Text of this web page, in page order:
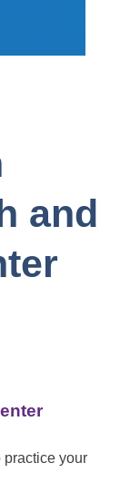
and
practice your